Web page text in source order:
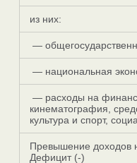
из них:
—
— национальная
— расходы на
кинематография,
культура и спорт,
Превышение доходов
Дефицит (-)